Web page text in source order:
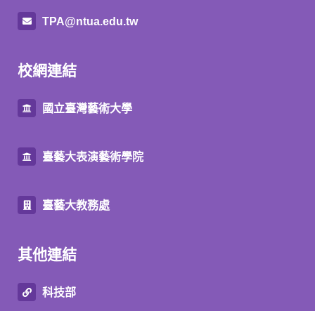
TPA@ntua.edu.tw
校網連結
國立臺灣藝術大學
臺藝大表演藝術學院
臺藝大教務處
其他連結
科技部